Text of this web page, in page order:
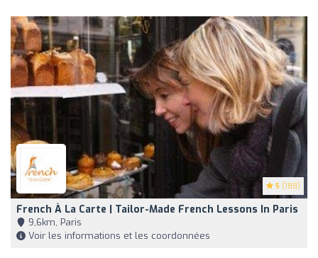
5 (188)
French À La Carte | Tailor-Made French Lessons In Paris
9,6km, Paris
Voir les informations et les coordonnées